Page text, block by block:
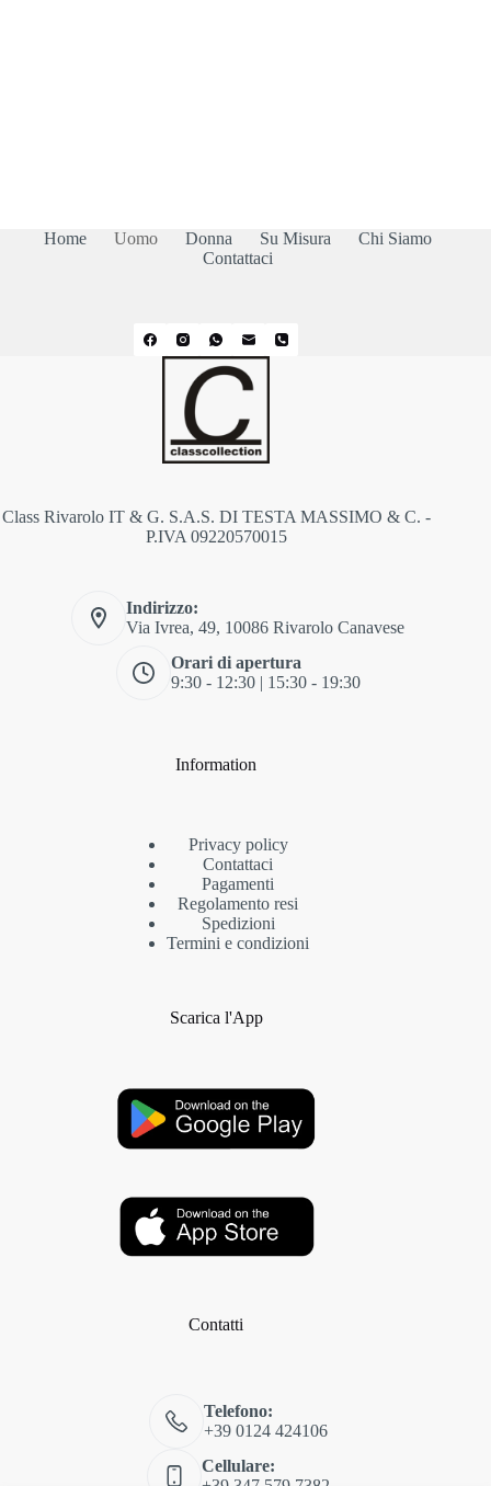
Home Uomo Donna Su Misura
Chi Siamo
Contattaci
Class Rivarolo IT & G. S.A.S. DI TESTA MASSIMO & C. -
P.IVA 09220570015
Indirizzo:
Via Ivrea, 49, 10086 Rivarolo Canavese
Orari di apertura
9:30 - 12:30 | 15:30 - 19:30
Information
Privacy policy
Contattaci
Pagamenti
Regolamento resi
Spedizioni
Termini e condizioni
Scarica l'App
Contatti
Telefono:
+39 0124 424106
Cellulare: